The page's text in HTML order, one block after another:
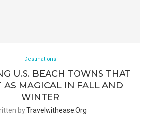
Destinations
U.S. BEACH TOWNS THAT
AS MAGICAL IN FALL AND
WINTER
byTravelwithease.org